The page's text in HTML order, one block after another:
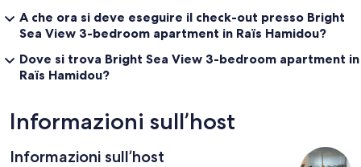
A che ora si deve eseguire il check-out presso Bright
Sea View 3-bedroom apartment in Raïs Hamidou?
Dove si trova Bright Sea View 3-bedroom apartment in
Raïs Hamidou?
Informazioni sull’host
Informazioni sull’host